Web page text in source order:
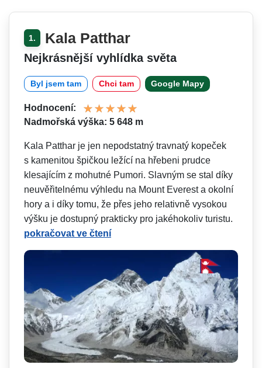
1. Kala Patthar
Nejkrásnější vyhlídka světa
Byl jsem tam Chci tam Google Mapy
Hodnocení:
Nadmořská výška: 5 648 m
Kala Patthar je jen nepodstatný travnatý kopeček
s kamenitou špičkou ležící na hřebeni prudce
klesajícím z mohutné Pumori. Slavným se stal díky
neuvěřitelnému výhledu na Mount Everest a okolní
hory a i díky tomu, že přes jeho relativně vysokou
výšku je dostupný prakticky pro jakéhokoliv turistu.
pokračovat ve čtení